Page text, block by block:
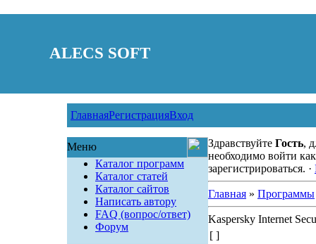
ALECS SOFT
ГлавнаяРегистрацияВход
Меню
Каталог программ
Каталог статей
Каталог сайтов
Написать автору
FAQ (вопрос/ответ)
Форум
Здравствуйте Гость,
необходимо войти
зарегистрироваться. ·
Главная» Программы
Kaspersky Internet
[ ]